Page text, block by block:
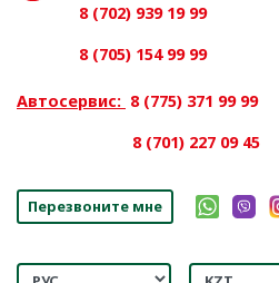
8 (702) 939 19 99
8 (705) 154 99 99
Автосервис: 8 (775) 371 99 99
8 (701) 227 09 45
Перезвоните мне